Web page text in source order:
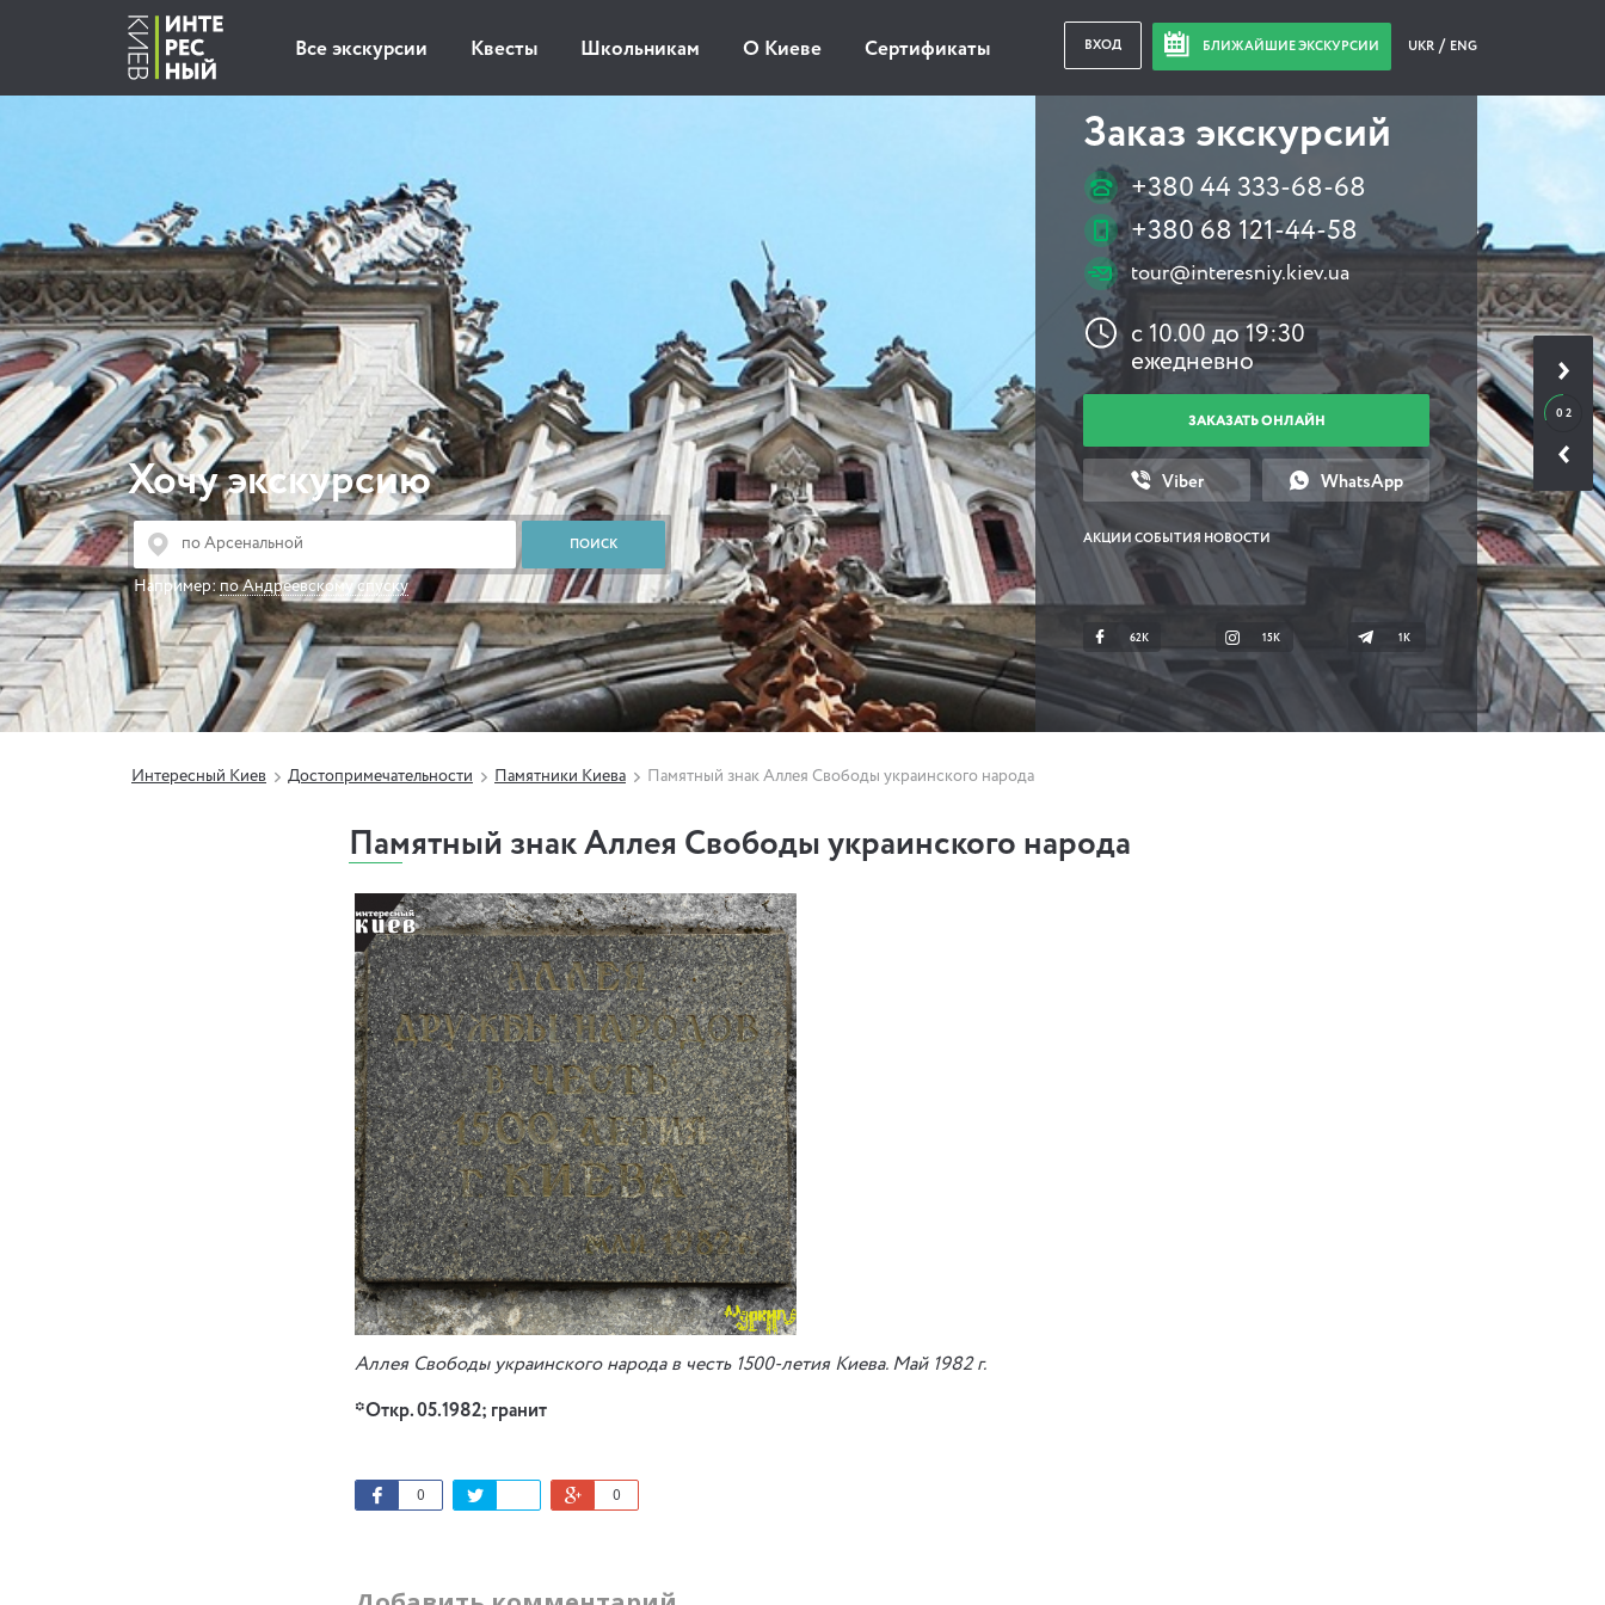
Все экскурсии Квесты Школьникам О Киеве Сертификаты ВХОД БЛИЖАЙШИЕ ЭКСКУРСИИ UKR ENG
0 2
Хочу экскурсию
Например: по Андреевскому спуску
Заказ экскурсий
+380 44 333-68-68
+380 68 121-44-58
tour@interesniy.kiev.ua
с 10.00 до 19:30
ежедневно
ЗАКАЗАТЬ ОНЛАЙН
Viber WhatsApp
АКЦИИ СОБЫТИЯ НОВОСТИ
62K 15K 1К
Интересный Киев Достопримечательности Памятники Киева Памятный знак Аллея Свободы украинского народа
Памятный знак Аллея Свободы украинского народа
Аллея Свободы украинского народа в честь 1500-летия Киева. Май 1982 г.
*Откр. 05.1982; гранит
0 0